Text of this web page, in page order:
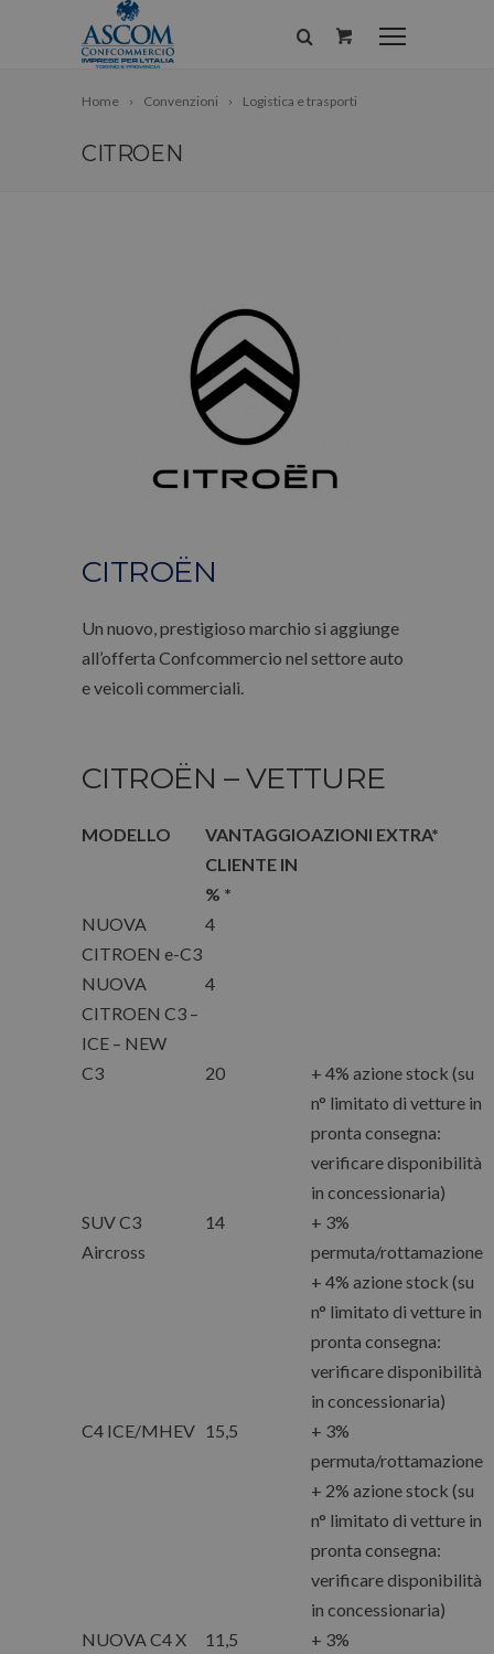
Home Convenzioni Logistica e trasporti
CITROEN
CITROËN
Un nuovo, prestigioso marchio si aggiunge
all’offerta Confcommercio nel settore auto
e veicoli commerciali.
CITROËN – VETTURE
MODELLO
VANTAGGIO
CLIENTE IN
% *
AZIONI EXTRA*
NUOVA
CITROEN e-C3
4
NUOVA
CITROEN C3 –
ICE – NEW
4
C3 20
+ 4% azione stock (su
n° limitato di vetture in
pronta consegna:
verificare disponibilità
in concessionaria)
SUV C3
Aircross
14
+ 3%
permuta/rottamazione
+ 4% azione stock (su
n° limitato di vetture in
pronta consegna:
verificare disponibilità
in concessionaria)
C4 ICE/MHEV 15,5
+ 3%
permuta/rottamazione
+ 2% azione stock (su
n° limitato di vetture in
pronta consegna:
verificare disponibilità
in concessionaria)
NUOVA C4 X
11,5
+ 3%